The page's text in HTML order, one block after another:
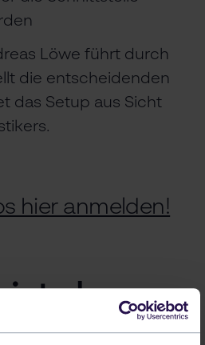
Löwe führt durch
die entscheidenden
das Setup aus Sicht
hier anmelden!
ist das